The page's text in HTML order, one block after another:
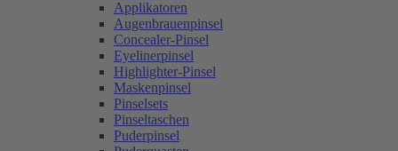
Applikatoren
Augenbrauenpinsel
Concealer-Pinsel
Eyelinerpinsel
Highlighter-Pinsel
Maskenpinsel
Pinselsets
Pinseltaschen
Puderpinsel